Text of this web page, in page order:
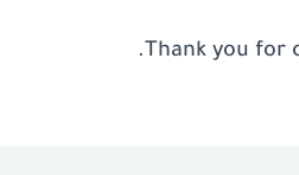
Thank you for